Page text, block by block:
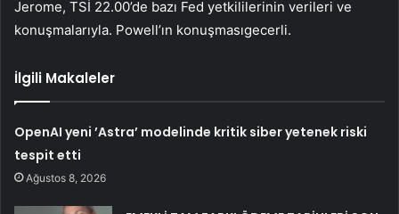
Jerome, TSİ 22.00’de bazı Fed yetkililerinin verileri ve
konuşmalarıyla. Powell’ın konuşmasıgecerli.
İlgili Makaleler
OpenAI yeni ’Astra’ modelinde kritik siber yetenek riski
tespit etti
Ağustos 8, 2026